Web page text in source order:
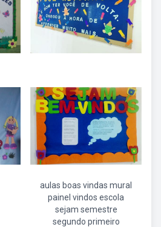
aulas boas vindas mural
painel vindos escola
sejam semestre
segundo primeiro